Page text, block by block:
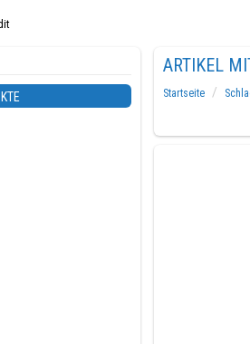
ARTIKEL
Startseite